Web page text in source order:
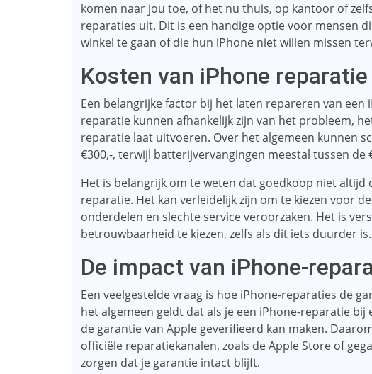
komen naar jou toe, of het nu thuis, op kantoor of
reparaties uit. Dit is een handige optie voor mensen
winkel te gaan of die hun iPhone niet willen missen
Kosten van iPhone reparatie
Een belangrijke factor bij het laten repareren van een
reparatie kunnen afhankelijk zijn van het probleem,
reparatie laat uitvoeren. Over het algemeen kunnen
€300,-, terwijl batterijvervangingen meestal tussen de
Het is belangrijk om te weten dat goedkoop niet altijd
reparatie. Het kan verleidelijk zijn om te kiezen voor
onderdelen en slechte service veroorzaken. Het is
betrouwbaarheid te kiezen, zelfs als dit iets duurder is.
De impact van iPhone-
Een veelgestelde vraag is hoe iPhone-reparaties de
het algemeen geldt dat als je een iPhone-reparatie
de garantie van Apple geverifieerd kan maken.
officiële reparatiekanalen, zoals de Apple Store of
zorgen dat je garantie intact blijft.